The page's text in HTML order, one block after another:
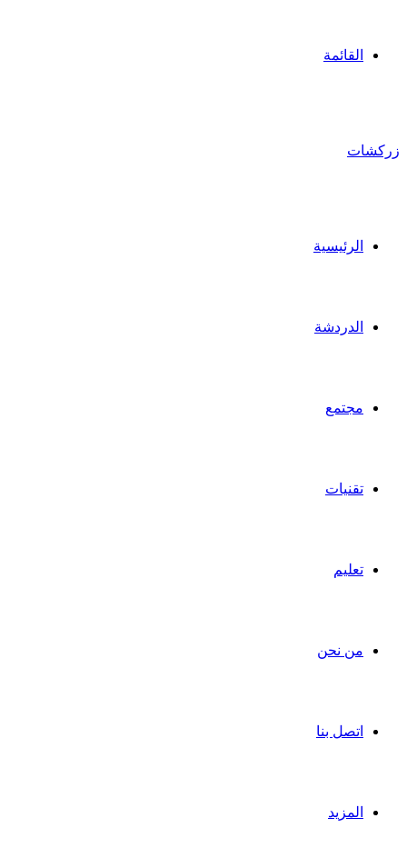
القائمة
زركشات
الرئيسية
الدردشة
مجتمع
تقنيات
تعليم
من نحن
اتصل بنا
المزيد